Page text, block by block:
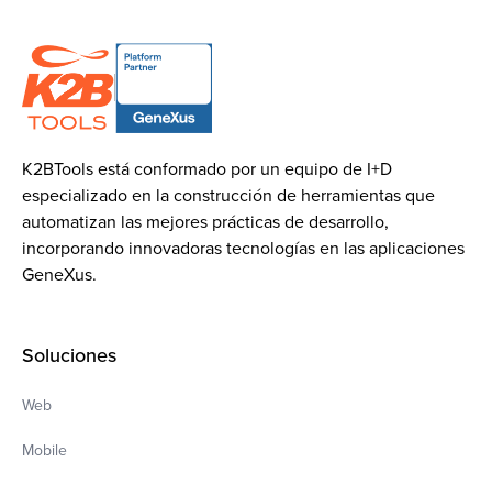
K2BTools está conformado por un equipo de I+D
especializado en la construcción de herramientas que
automatizan las mejores prácticas de desarrollo,
incorporando innovadoras tecnologías en las aplicaciones
GeneXus.
Soluciones
Web
Mobile